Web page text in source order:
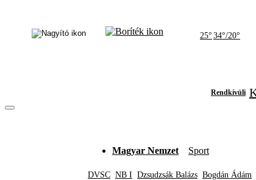
25° 34°/20°
Rendkívüli
Magyar Nemzet Sport
DVSC NB I Dzsudzsák Balázs Bogdán Ádám